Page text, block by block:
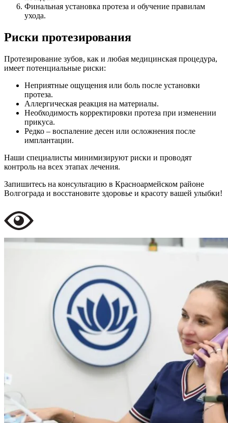
Финальная установка протеза и обучение правилам
ухода.
Риски протезирования
Протезирование зубов, как и любая медицинская процедура,
имеет потенциальные риски:
Неприятные ощущения или боль после установки
протеза.
Аллергическая реакция на материалы.
Необходимость корректировки протеза при изменении
прикуса.
Редко – воспаление десен или осложнения после
имплантации.
Наши специалисты минимизируют риски и проводят
контроль на всех этапах лечения.
Запишитесь на консультацию в Красноармейском районе
Волгограда и восстановите здоровье и красоту вашей улыбки!